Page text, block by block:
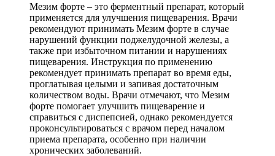
Мезим форте – это ферментный препарат, который
применяется для улучшения пищеварения. Врачи
рекомендуют принимать Мезим форте в случае
нарушений функции поджелудочной железы, а
также при избыточном питании и нарушениях
пищеварения. Инструкция по применению
рекомендует принимать препарат во время еды,
проглатывая целыми и запивая достаточным
количеством воды. Врачи отмечают, что Мезим
форте помогает улучшить пищеварение и
справиться с диспепсией, однако рекомендуется
проконсультироваться с врачом перед началом
приема препарата, особенно при наличии
хронических заболеваний.